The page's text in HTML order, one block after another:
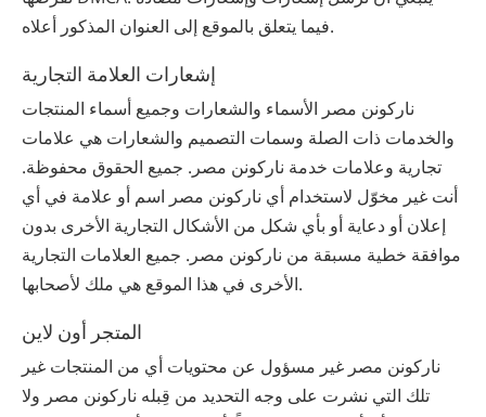
فيما يتعلق بالموقع إلى العنوان المذكور أعلاه.
إشعارات العلامة التجارية
‫ناركونن‬ ‫مصر‬ الأسماء والشعارات وجميع أسماء المنتجات
والخدمات ذات الصلة وسمات التصميم والشعارات هي علامات
تجارية وعلامات خدمة ‫ناركونن‬ ‫مصر‬. جميع الحقوق محفوظة.
أنت غير مخوّل لاستخدام أي ‫ناركونن‬ ‫مصر‬ اسم أو علامة في أي
إعلان أو دعاية أو بأي شكل من الأشكال التجارية الأخرى بدون
موافقة خطية مسبقة من ‫ناركونن‬ ‫مصر‬. جميع العلامات التجارية
الأخرى في هذا الموقع هي ملك لأصحابها.
المتجر أون لاين
‫ناركونن‬ ‫مصر‬ غير مسؤول عن محتويات أي من المنتجات غير
تلك التي نشرت على وجه التحديد من قِبله ‫ناركونن‬ ‫مصر‬ ولا